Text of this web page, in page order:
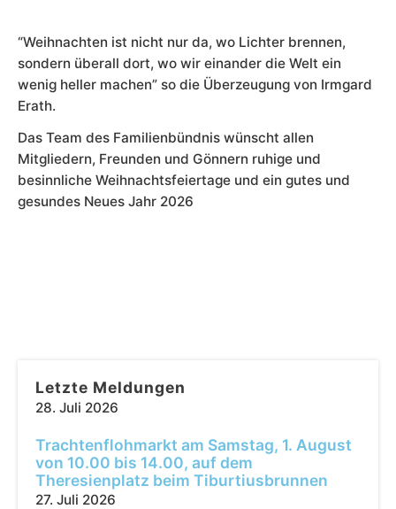
“Weihnachten ist nicht nur da, wo Lichter brennen,
sondern überall dort, wo wir einander die Welt ein
wenig heller machen” so die Überzeugung von Irmgard
Erath.
Das Team des Familienbündnis wünscht allen
Mitgliedern, Freunden und Gönnern ruhige und
besinnliche Weihnachtsfeiertage und ein gutes und
gesundes Neues Jahr 2026
Letzte Meldungen
28. Juli 2026
Trachtenflohmarkt am Samstag, 1. August
von 10.00 bis 14.00, auf dem
Theresienplatz beim Tiburtiusbrunnen
27. Juli 2026